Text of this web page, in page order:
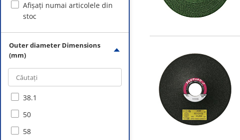
Ultra-Hard Bars
Brushes with Shafts
Cup Brushes
Hand Brushes
Stick Grinding Stones
Files
Deburring Tools
Afișați numai articolele din
stoc
Outer diameter Dimensions
(mm)
38.1
50
58